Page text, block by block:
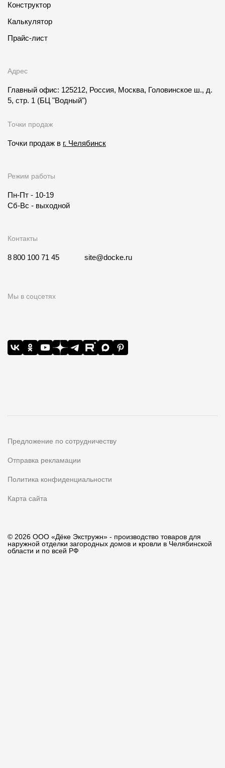
Конструктор
Калькулятор
Прайс-лист
Адрес
Главный офис: 125212, Россия, Москва, Головинское ш., д.
5, стр. 1 (БЦ "Водный")
Точки продаж
Точки продаж в г. Челябинск
Режим работы
Пн-Пт - 10-19
Сб-Вс - выходной
Контакты
8 800 100 71 45 site@docke.ru
Мы в соцсетях
Предложение по сотрудничеству
Отправка рекламации
Политика конфиденциальности
Карта сайта
© 2026 ООО «Дёке Экстружн» - производство товаров для
наружной отделки загородных домов и кровли в Челябинской
области и по всей РФ